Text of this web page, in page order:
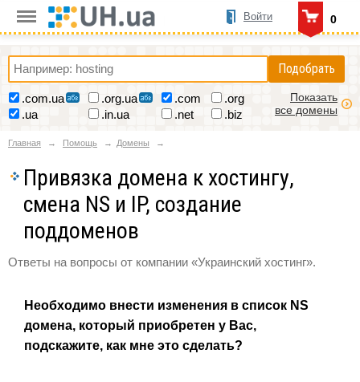
0
Войти
Подобрать
.com.ua .org.ua .com
.org
.ua
.in.ua .net .biz
Показать
все домены
Главная Помощь Домены
Привязка домена к хостингу,
смена NS и IP, создание
поддоменов
Ответы на вопросы от компании «Украинский хостинг».
Необходимо внести изменения в список NS
домена, который приобретен у Вас,
подскажите, как мне это сделать?